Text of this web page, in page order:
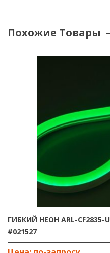
Похожие Товары
ГИБКИЙ НЕОН ARL-CF2835-
#021527